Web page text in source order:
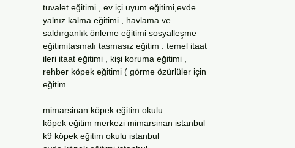
tuvalet eğitimi , ev içi uyum eğitimi,evde
yalnız kalma eğitimi , havlama ve
saldırganlık önleme eğitimi sosyalleşme
eğitimitasmalı tasmasız eğitim . temel itaat
ileri itaat eğitimi , kişi koruma eğitimi ,
rehber köpek eğitimi ( görme özürlüler için
eğitim
mimarsinan köpek eğitim okulu
köpek eğitim merkezi mimarsinan istanbul
k9 köpek eğitim okulu istanbul